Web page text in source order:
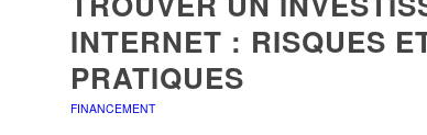
INTERNET : RISQUES
PRATIQUES
FINANCEMENT